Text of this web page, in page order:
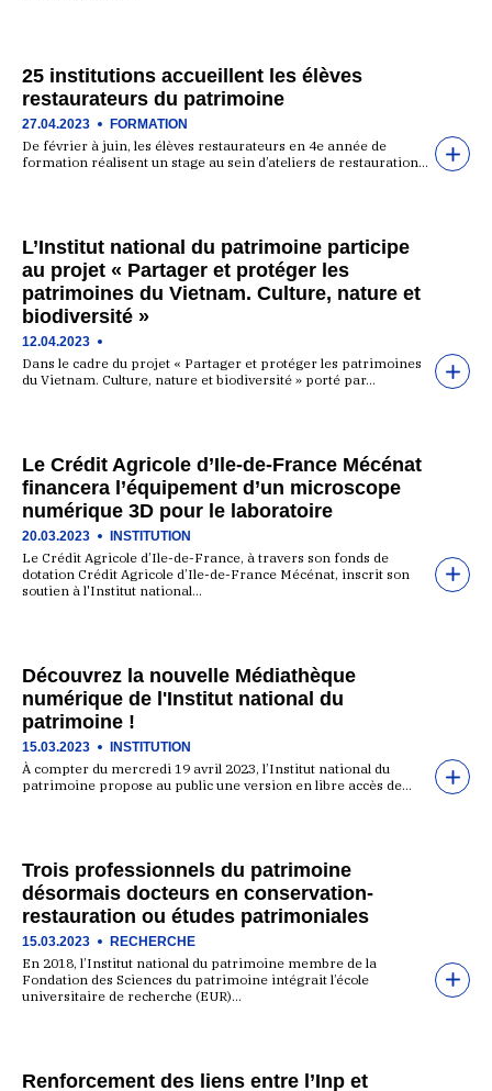
25 institutions accueillent les élèves
restaurateurs du patrimoine
27.04.2023 FORMATION
De février à juin, les élèves restaurateurs en 4e année de
formation réalisent un stage au sein d’ateliers de restauration…
L’Institut national du patrimoine participe
au projet « Partager et protéger les
patrimoines du Vietnam. Culture, nature et
biodiversité »
12.04.2023
Dans le cadre du projet « Partager et protéger les patrimoines
du Vietnam. Culture, nature et biodiversité » porté par…
Le Crédit Agricole d’Ile-de-France Mécénat
financera l’équipement d’un microscope
numérique 3D pour le laboratoire
20.03.2023 INSTITUTION
Le Crédit Agricole d’Ile-de-France, à travers son fonds de
dotation Crédit Agricole d’Ile-de-France Mécénat, inscrit son
soutien à l'Institut national…
Découvrez la nouvelle Médiathèque
numérique de l'Institut national du
patrimoine !
15.03.2023 INSTITUTION
À compter du mercredi 19 avril 2023, l’Institut national du
patrimoine propose au public une version en libre accès de…
Trois professionnels du patrimoine
désormais docteurs en conservation-
restauration ou études patrimoniales
15.03.2023 RECHERCHE
En 2018, l’Institut national du patrimoine membre de la
Fondation des Sciences du patrimoine intégrait l’école
universitaire de recherche (EUR)…
Renforcement des liens entre l’Inp et